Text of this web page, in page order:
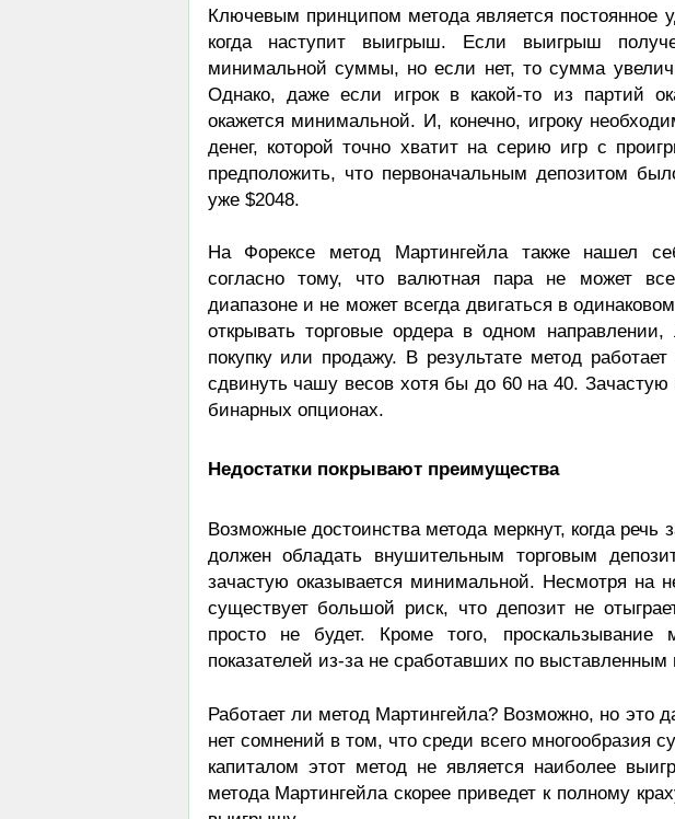
Ключевым принципом метода является постоянное
когда наступит выигрыш. Если выигрыш
минимальной суммы, но если нет, то сумма
Однако, даже если игрок в какой-то из партий
окажется минимальной. И, конечно, игроку
денег, которой точно хватит на серию игр с
предположить, что первоначальным депозитом
уже $2048.
На Форексе метод Мартингейла также нашел
согласно тому, что валютная пара не может
диапазоне и не может всегда двигаться в
открывать торговые ордера в одном
покупку или продажу. В результате метод
сдвинуть чашу весов хотя бы до 60 на 40.
бинарных опционах.
Недостатки покрывают преимущества
Возможные достоинства метода меркнут, когда речь
должен обладать внушительным торговым
зачастую оказывается минимальной. Несмотря на
существует большой риск, что депозит не
просто не будет. Кроме того, проскальзывание
показателей из-за не сработавших по
Работает ли метод Мартингейла? Возможно, но это
нет сомнений в том, что среди всего многообразия
капиталом этот метод не является наиболее
метода Мартингейла скорее приведет к полному